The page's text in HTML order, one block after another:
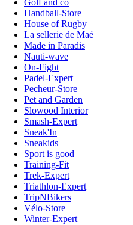
Golf and co
Handball-Store
House of Rugby
La sellerie de Maé
Made in Paradis
Nauti-wave
On-Fight
Padel-Expert
Pecheur-Store
Pet and Garden
Slowood Interior
Smash-Expert
Sneak'In
Sneakids
Sport is good
Training-Fit
Trek-Expert
Triathlon-Expert
TripNBikers
Vélo-Store
Winter-Expert